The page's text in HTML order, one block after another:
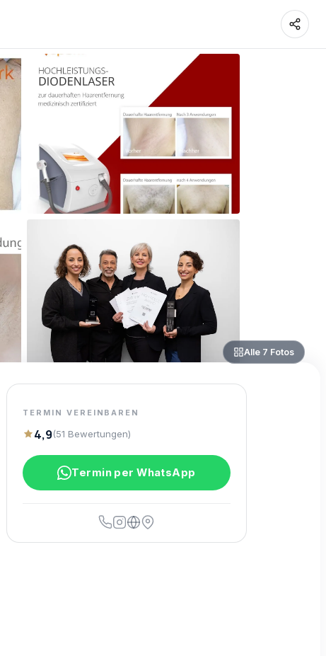
Alle 7 Fotos
TERMIN VEREINBAREN
4,9(51 Bewertungen)
Termin per WhatsApp